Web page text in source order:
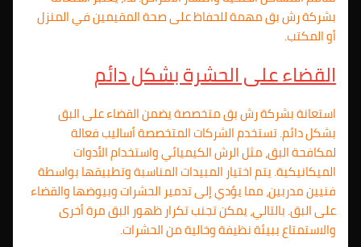
بشركة رش بق مهمة للحفاظ على صحة المقيمين في المنزل
أو المكتب.
القضاء على الحشرة بشكل دائم
استعانة بشركة رش بق متخصصة يضمن القضاء على البق
بشكل دائم. تستخدم الشركات المتخصصة أساليب فعالة
لمكافحة البق، مثل الرش الكيميائي واستخدام الأدوات
الميكانيكية. يتم اختيار المبيدات المناسبة وتطبيقها بواسطة
فنيين مدربين، مما يؤدي إلى تدمير الحشرات وبيوضها والقضاء
على البق. بالتالي، يمكن تجنب تكرار ظهور البق مرة أخرى
والاستمتاع ببيئة نظيفة وخالية من الحشرات.